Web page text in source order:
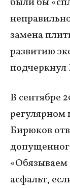
замена
развитию
В сентябре
регулярном
Бирюков
«Обязываем
асфальт,